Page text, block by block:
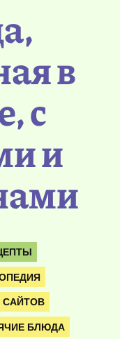
в
с
и
БЛЮДА